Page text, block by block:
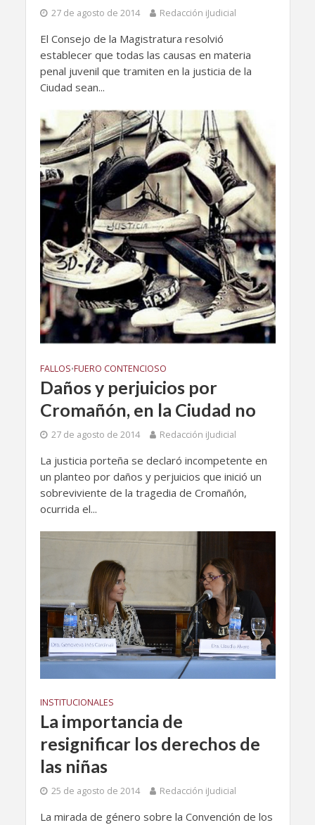
27 de agosto de 2014 Redacción iJudicial
El Consejo de la Magistratura resolvió
establecer que todas las causas en materia
penal juvenil que tramiten en la justicia de la
Ciudad sean...
FALLOS•FUERO CONTENCIOSO
Daños y perjuicios por
Cromañón, en la Ciudad no
27 de agosto de 2014 Redacción iJudicial
La justicia porteña se declaró incompetente en
un planteo por daños y perjuicios que inició un
sobreviviente de la tragedia de Cromañón,
ocurrida el...
INSTITUCIONALES
La importancia de
resignificar los derechos de
las niñas
25 de agosto de 2014 Redacción iJudicial
La mirada de género sobre la Convención de los